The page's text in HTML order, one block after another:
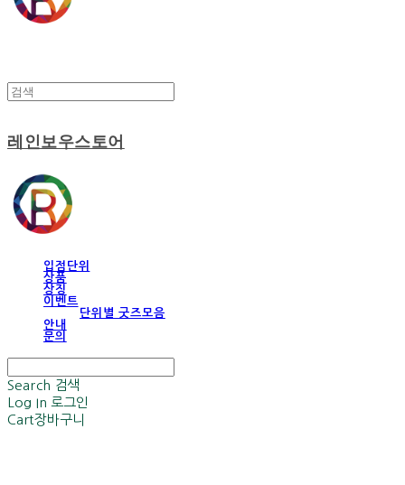
레인보우스토어
입점단위
상품
상징
이벤트
단위별 굿즈모음
안내
문의
Search 검색
Log In 로그인
Cart장바구니